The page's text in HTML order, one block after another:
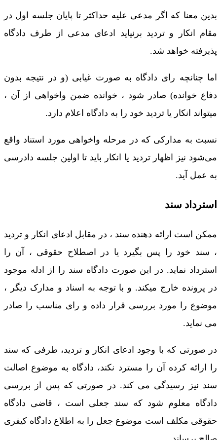
بدین معنا که اگر مدعی علیه حداکثر تا پایان جلسه اول در
مقام انکار و تردید برنیاید ادعای مدعی از طرف دادگاه
پذیرفته خواهد شد.
اما چنانچه رای دادگاه به صورت غیابی (و در نتیجه بدون
دفاع خوانده) صادر ‌شود ، خوانده ضمن واخواهی از آن ،
میتواند انکار یا تردید خود را به دادگاه اعلام دارد.
نسبت به مدارکی که در مرحله واخواهی مورد استناد واقع
می‌شود نیز اظهار تردید یا انکار باید تا اولین جلسه دادرسی
به عمل آید.
استرداد سند
ممکن است ارائه دهنده سند ، در مقابل ادعای انکار و تردید
، سند خود را پس بگیرد یا در اصطلاح حقوقی ، آن را
استرداد نماید. در این صورت دادگاه سند را از ادله موجود
در پرونده خارج میکند. و با توجه به اسناد و مدارک دیگر ،
موضوع را مورد بررسی قرار داده و رای مناسب را صادر
می نماید.
در صورتی که با وجود ادعای انکار و تردید، طرفی که سند
را ارائه کرده آن را مسترد نکند، دادگاه به موضوع اصالت
سند نیز رسیدگی می کند. در صورتی که پس از بررسی
دادگاه معلوم شود که سند جعلی است ، قاضی دادگاه
حقوقی مکلف است موضوع جعل را به اطلاع دادگاه کیفری